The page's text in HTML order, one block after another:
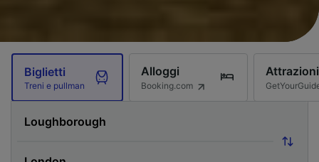
Biglietti
Treni e pullman
Alloggi
Booking.com
Attrazioni